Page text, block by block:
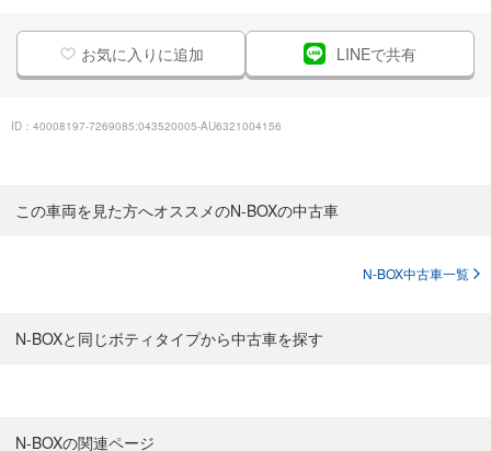
お気に入りに追加 LINEで共有